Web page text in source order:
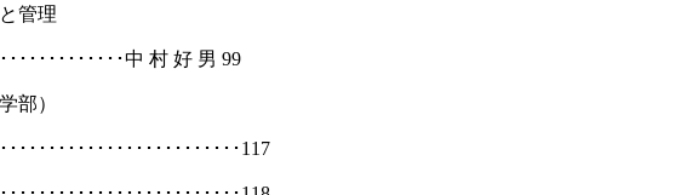
管理
･･･････････中 村 好 男 99
部）
･･･････････････････････ 117